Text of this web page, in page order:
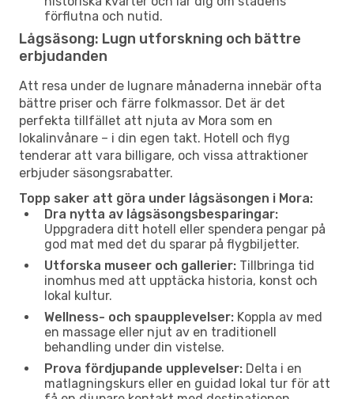
förflutna och nutid.
Lågsäsong: Lugn utforskning och bättre
erbjudanden
Att resa under de lugnare månaderna innebär ofta
bättre priser och färre folkmassor. Det är det
perfekta tillfället att njuta av Mora som en
lokalinvånare – i din egen takt. Hotell och flyg
tenderar att vara billigare, och vissa attraktioner
erbjuder säsongsrabatter.
Topp saker att göra under lågsäsongen i Mora:
Dra nytta av lågsäsongsbesparingar:
Uppgradera ditt hotell eller spendera pengar på
god mat med det du sparar på flygbiljetter.
Utforska museer och gallerier: Tillbringa tid
inomhus med att upptäcka historia, konst och
lokal kultur.
Wellness- och spaupplevelser: Koppla av med
en massage eller njut av en traditionell
behandling under din vistelse.
Prova fördjupande upplevelser: Delta i en
matlagningskurs eller en guidad lokal tur för att